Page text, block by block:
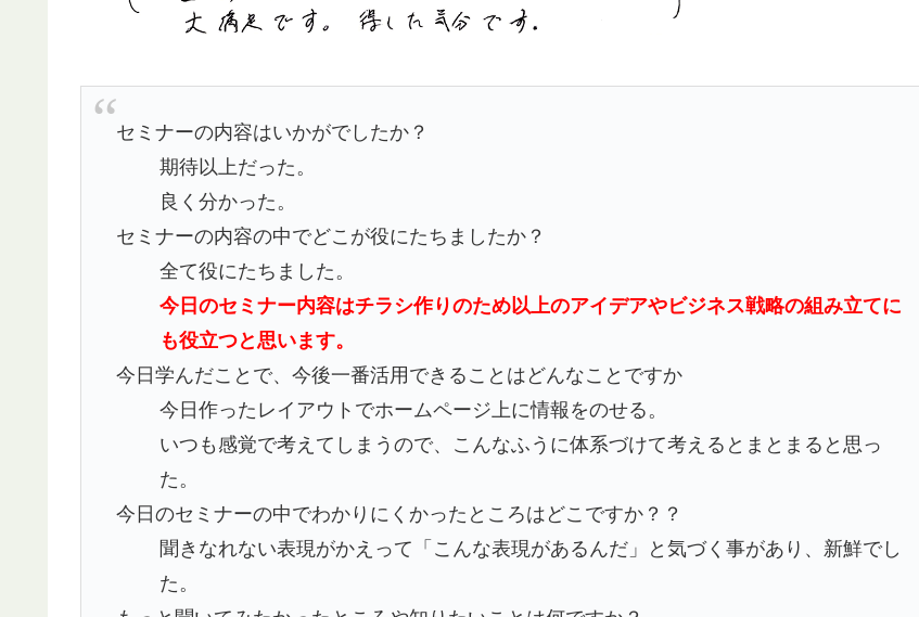
セミナーの内容はいかがでしたか？
期待以上だった。
良く分かった。
セミナーの内容の中でどこが役にたちましたか？
全て役にたちました。
今日のセミナー内容はチラシ作りのため以上のアイデアやビジネス戦略の組み立てに
も役立つと思います。
今日学んだことで、今後一番活用できることはどんなことですか
今日作ったレイアウトでホームページ上に情報をのせる。
いつも感覚で考えてしまうので、こんなふうに体系づけて考えるとまとまると思っ
た。
今日のセミナーの中でわかりにくかったところはどこですか？？
聞きなれない表現がかえって「こんな表現があるんだ」と気づく事があり、新鮮でし
た。